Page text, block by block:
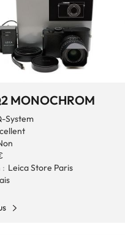
MONOCHROM
System
: Leica Store Paris